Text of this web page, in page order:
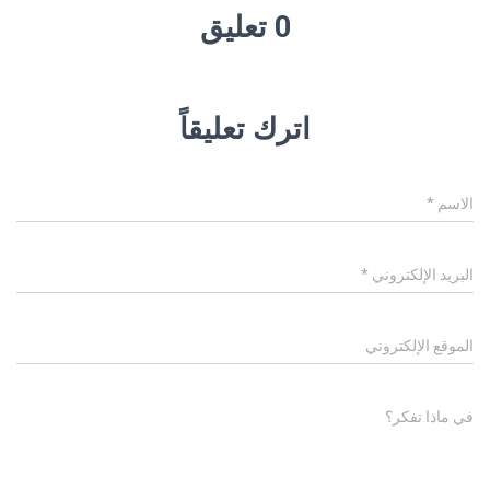
0 تعليق
اترك تعليقاً
الاسم *
البريد الإلكتروني *
الموقع الإلكتروني
في ماذا تفكر؟